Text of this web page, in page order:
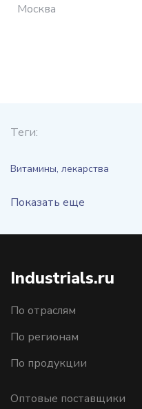
Москва
Теги:
Витамины, лекарства
Показать еще
Industrials.ru
По отраслям
По регионам
По продукции
Оптовые поставщики